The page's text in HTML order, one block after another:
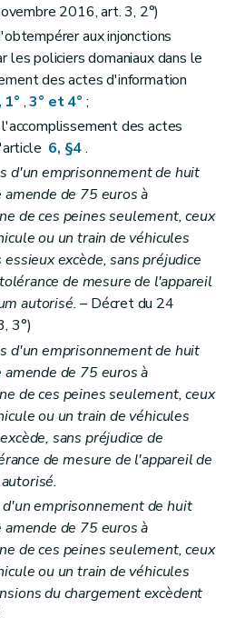
2016, art. 3, 2°)
aux injonctions
les policiers domaniaux dans le
des actes d'information
1° ,3° et 4° ;
des actes
6, §4.
d'un emprisonnement de huit
de 75 euros à
de ces peines seulement, ceux
ou un train de véhicules
excède, sans préjudice
de mesure de l'appareil
autorisé.– Décret du 24
3°)
d'un emprisonnement de huit
de 75 euros à
de ces peines seulement, ceux
ou un train de véhicules
sans préjudice de
de mesure de l'appareil de
emprisonnement de huit
de 75 euros à
de ces peines seulement, ceux
ou un train de véhicules
du chargement excèdent